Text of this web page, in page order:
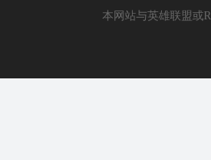
本网站与英雄联盟或